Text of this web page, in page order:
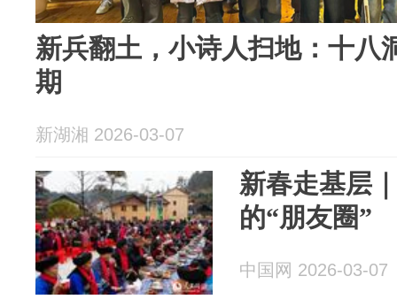
新兵翻土，小诗人扫地：十八
期
新湖湘 2026-03-07
新春走基层
的“朋友圈”
中国网 2026-03-07